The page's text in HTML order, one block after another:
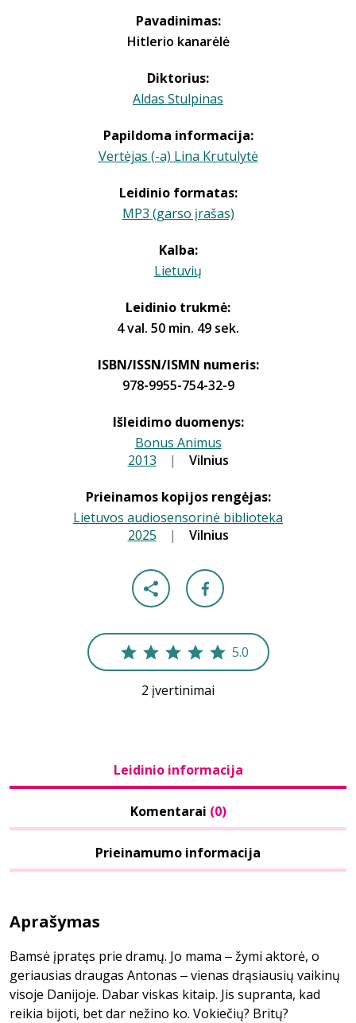
Pavadinimas:
Hitlerio kanarėlė
Diktorius:
Aldas Stulpinas
Papildoma informacija:
Vertėjas (-a) Lina Krutulytė
Leidinio formatas:
MP3 (garso įrašas)
Kalba:
Lietuvių
Leidinio trukmė:
4 val. 50 min. 49 sek.
ISBN/ISSN/ISMN numeris:
978-9955-754-32-9
Išleidimo duomenys:
Bonus Animus
2013 | Vilnius
Prieinamos kopijos rengėjas:
Lietuvos audiosensorinė biblioteka
2025 | Vilnius
5.0
2 įvertinimai
Leidinio informacija
Komentarai (0)
Prieinamumo informacija
Aprašymas
Bamsė įpratęs prie dramų. Jo mama ‒ žymi aktorė, o
geriausias draugas Antonas ‒ vienas drąsiausių vaikinų
visoje Danijoje. Dabar viskas kitaip. Jis supranta, kad
reikia bijoti, bet dar nežino ko. Vokiečių? Britų?